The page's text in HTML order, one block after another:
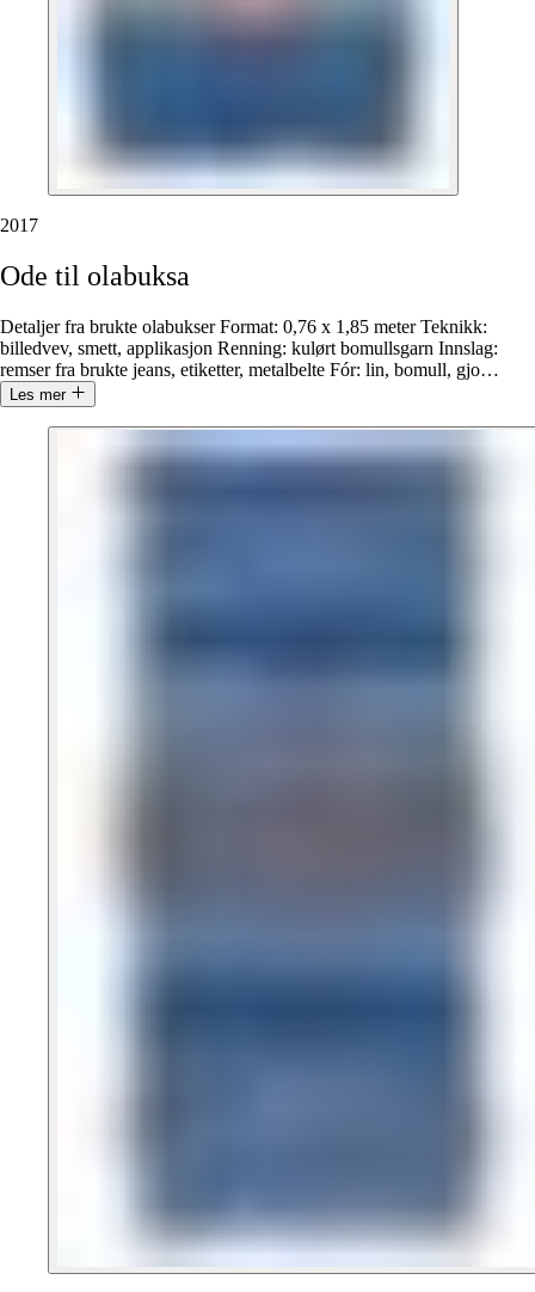
2017
Ode til olabuksa
Detaljer fra brukte olabukser Format: 0,76 x 1,85 meter Teknikk:
billedvev, smett, applikasjon Renning: kulørt bomullsgarn Innslag:
remser fra brukte jeans, etiketter, metalbelte Fór: lin, bomull, gjo…
Les mer